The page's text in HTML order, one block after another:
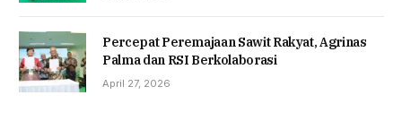
Percepat Peremajaan Sawit Rakyat, Agrinas
Palma dan RSI Berkolaborasi
April 27, 2026